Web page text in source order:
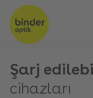
Şarj
cihazları